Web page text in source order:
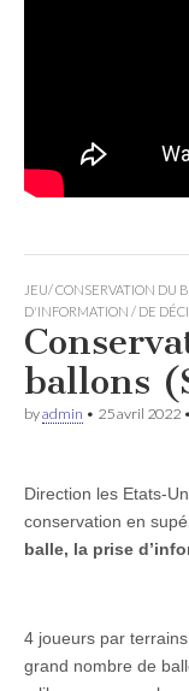
JEU/ CONSERVATION DU
D'INFORMATION / DE
ballons
byadmin • 25 avril 2022 •
Direction les Etats-
conservation en
balle, la prise
4 joueurs par
grand nombre de